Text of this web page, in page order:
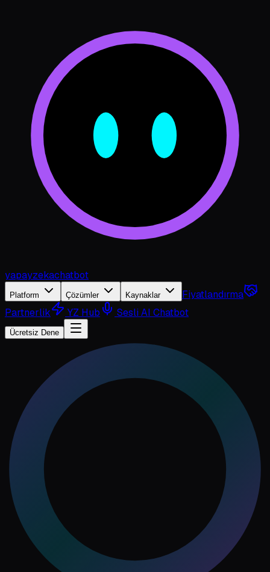
yapayzekachatbot
Platform Çözümler Kaynaklar
Fiyatlandırma
Partnerlik
YZ Hub Sesli AI Chatbot
Ücretsiz Dene